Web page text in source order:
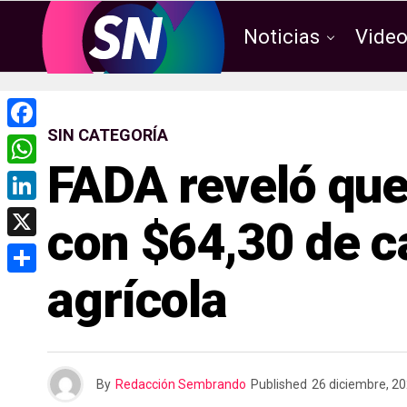
Noticias
SIN CATEGORÍA
FADA reveló
con $64,30 de
agrícola
By Redacción Sembrando Published 26 diciembre,
F
a
c
e
b
W
h
a
L
i
n
X